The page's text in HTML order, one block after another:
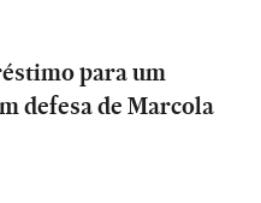
para um
defesa de Marcola